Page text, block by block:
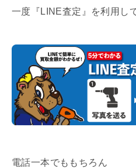
一度『LINE査定』を利用し
電話一本でももちろん